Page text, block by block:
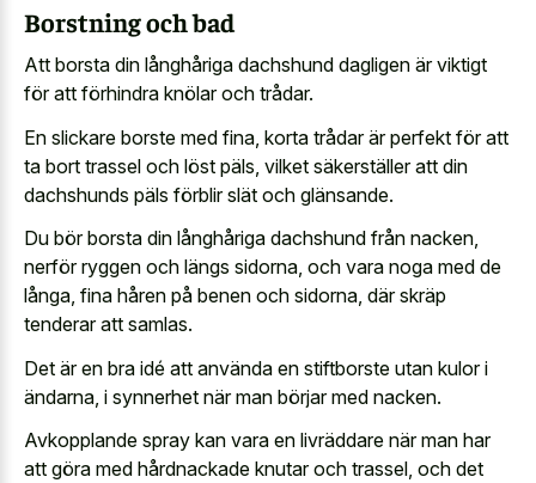
Borstning och bad
Att borsta din långhåriga dachshund dagligen är viktigt
för att förhindra knölar och trådar.
En slickare borste med fina, korta trådar är perfekt för att
ta bort trassel och löst päls, vilket säkerställer att din
dachshunds päls förblir slät och glänsande.
Du bör borsta din långhåriga dachshund från nacken,
nerför ryggen och längs sidorna, och vara noga med de
långa, fina håren på benen och sidorna, där skräp
tenderar att samlas.
Det är en bra idé att använda en stiftborste utan kulor i
ändarna, i synnerhet när man börjar med nacken.
Avkopplande spray kan vara en livräddare när man har
att göra med hårdnackade knutar och trassel, och det